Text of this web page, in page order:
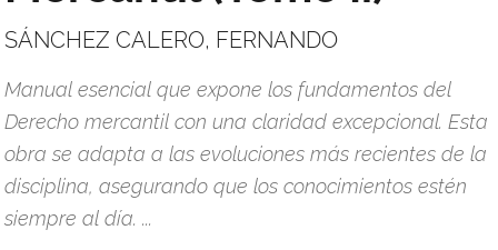
SÁNCHEZ CALERO, FERNANDO
Manual esencial que expone los fundamentos del
Derecho mercantil con una claridad excepcional. Esta
obra se adapta a las evoluciones más recientes de la
disciplina, asegurando que los conocimientos estén
siempre al día. ...